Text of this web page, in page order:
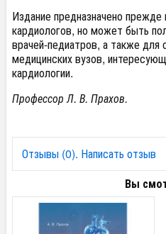
Издание предназначено прежде
кардиологов, но может быть
врачей-педиатров, а также для
медицинских вузов,
кардиологии.
Профессор Л. В. Прахов.
Отзывы (0). Написать отзыв
Вы